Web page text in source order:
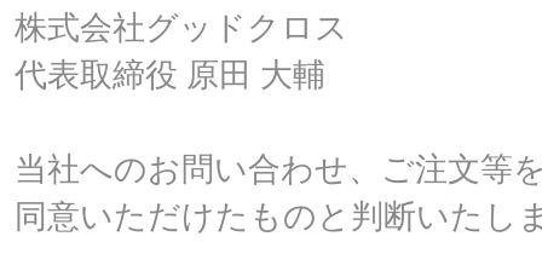
株式会社グッドクロス
代表取締役 原田 大輔
当社へのお問い合わせ、ご注文等
同意いただけたものと判断いたし